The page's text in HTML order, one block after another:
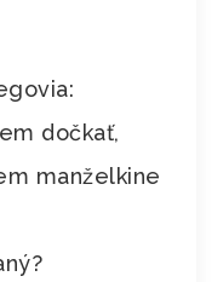
dočkať,
manželkine